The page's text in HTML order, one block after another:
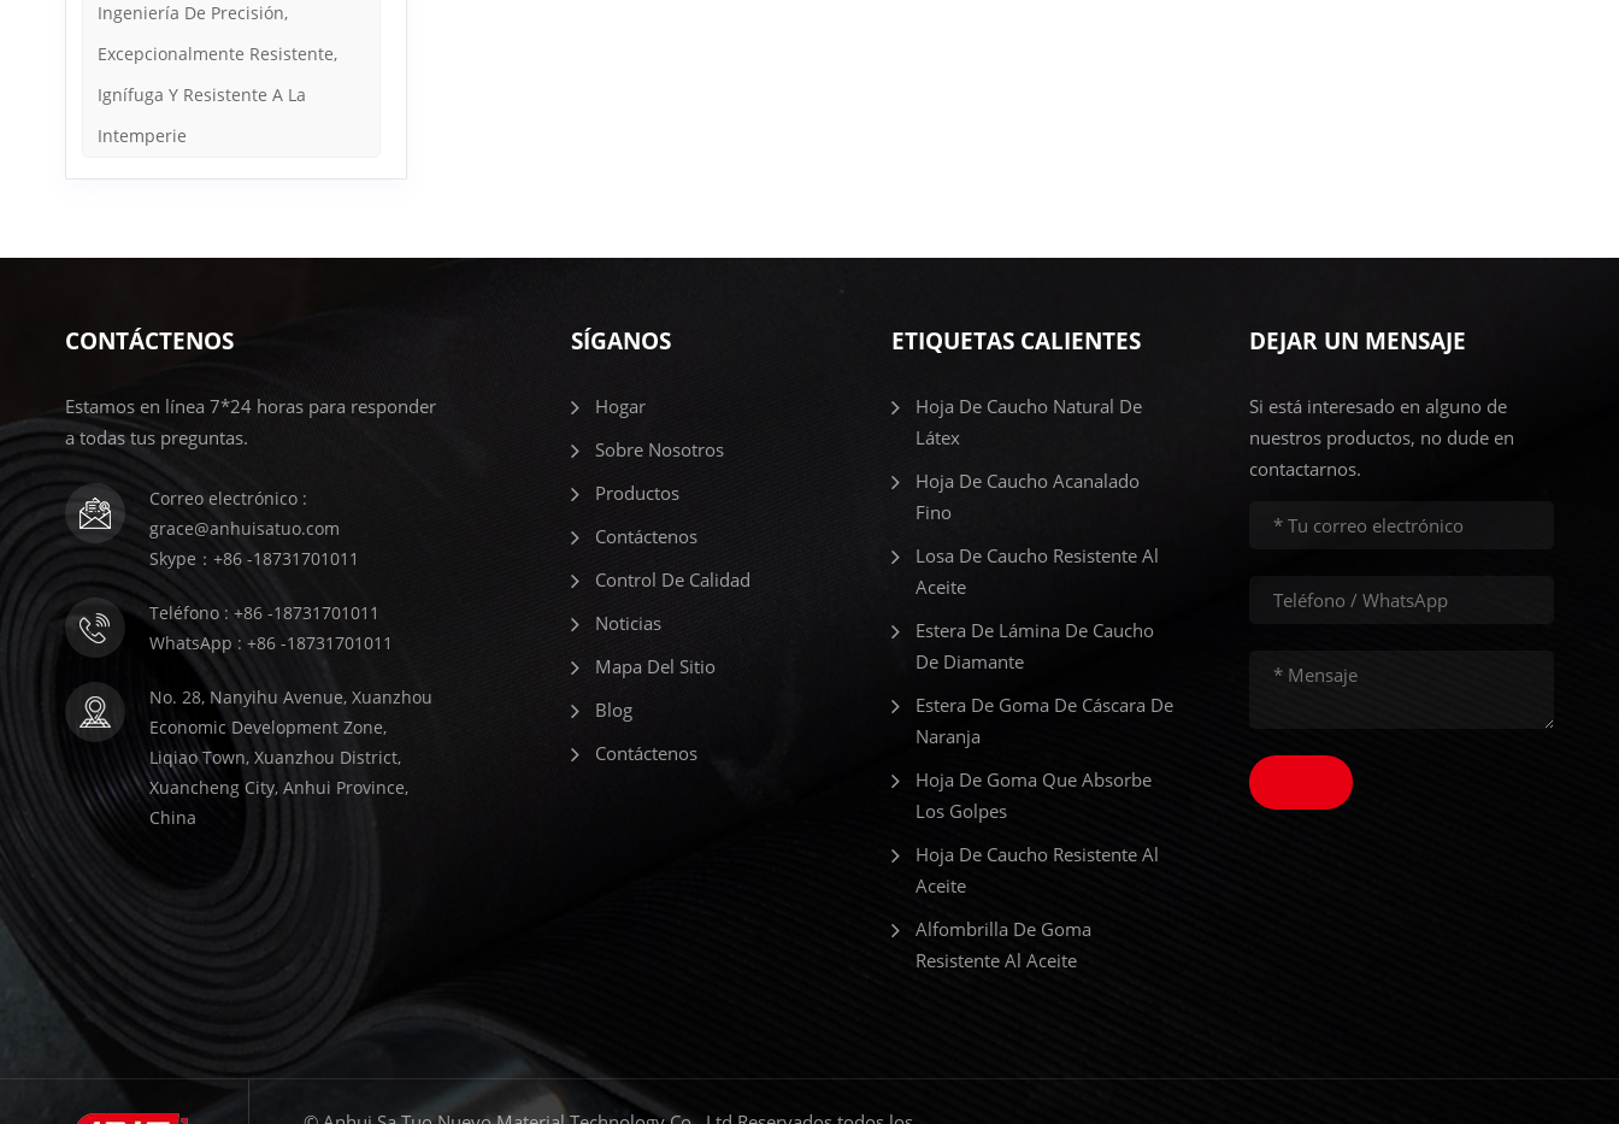
Ingeniería De Precisión,
Excepcionalmente Resistente,
Ignífuga Y Resistente A La
Intemperie
CONTÁCTENOS
Estamos en línea 7*24 horas para responder
a todas tus preguntas.
Correo electrónico :
grace@anhuisatuo.com
Skype：+86 -18731701011
Teléfono : +86 -18731701011
WhatsApp : +86 -18731701011
No. 28, Nanyihu Avenue, Xuanzhou
Economic Development Zone,
Liqiao Town, Xuanzhou District,
Xuancheng City, Anhui Province,
China
SÍGANOS
Hogar
Sobre Nosotros
Productos
Contáctenos
Control De Calidad
Noticias
Mapa Del Sitio
Blog
Contáctenos
ETIQUETAS CALIENTES
Hoja De Caucho Natural De
Látex
Hoja De Caucho Acanalado
Fino
Losa De Caucho Resistente Al
Aceite
Estera De Lámina De Caucho
De Diamante
Estera De Goma De Cáscara De
Naranja
Hoja De Goma Que Absorbe
Los Golpes
Hoja De Caucho Resistente Al
Aceite
Alfombrilla De Goma
Resistente Al Aceite
DEJAR UN MENSAJE
Si está interesado en alguno de
nuestros productos, no dude en
contactarnos.